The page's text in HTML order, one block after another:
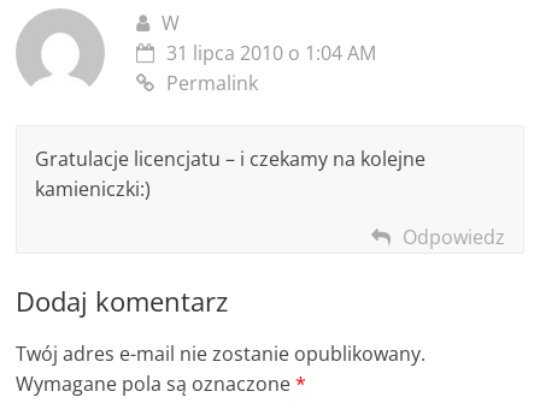
W
31 lipca 2010 o 1:04 AM
Permalink
Gratulacje licencjatu – i czekamy na kolejne
kamieniczki:)
Odpowiedz
Dodaj komentarz
Twój adres e-mail nie zostanie opublikowany.
Wymagane pola są oznaczone*